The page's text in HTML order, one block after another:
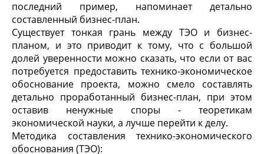
последний пример, напоминает детально
составленный бизнес-план.
Существует тонкая грань между ТЭО и бизнес-
планом, и это приводит к тому, что с большой
долей уверенности можно сказать, что если от вас
потребуется предоставить технико-экономическое
обоснование проекта, можно смело составлять
детально проработанный бизнес-план, при этом
оставив ненужные споры - теоретикам
экономической науки, а лучше перейти к делу.
Методика составления технико-экономического
обоснования (ТЭО):